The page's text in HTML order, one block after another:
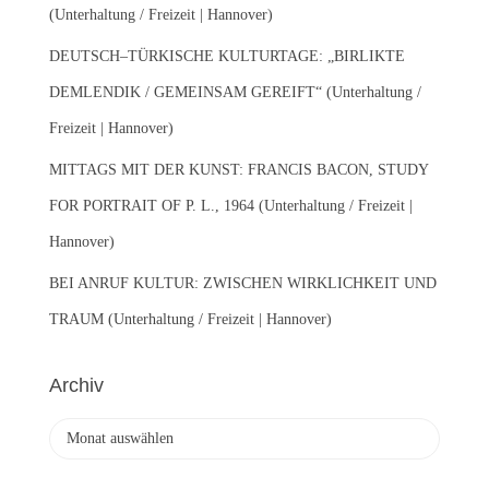
(Unterhaltung / Freizeit | Hannover)
DEUTSCH–TÜRKISCHE KULTURTAGE: „BIRLIKTE
DEMLENDIK / GEMEINSAM GEREIFT“ (Unterhaltung /
Freizeit | Hannover)
MITTAGS MIT DER KUNST: FRANCIS BACON, STUDY
FOR PORTRAIT OF P. L., 1964 (Unterhaltung / Freizeit |
Hannover)
BEI ANRUF KULTUR: ZWISCHEN WIRKLICHKEIT UND
TRAUM (Unterhaltung / Freizeit | Hannover)
Archiv